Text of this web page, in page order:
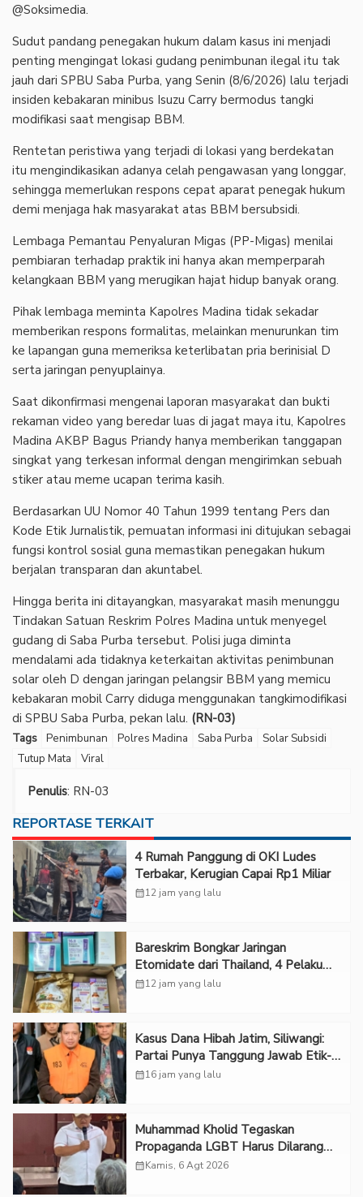
@Soksimedia.
Sudut pandang penegakan hukum dalam kasus ini menjadi
penting mengingat lokasi gudang penimbunan ilegal itu tak
jauh dari SPBU Saba Purba, yang Senin (8/6/2026) lalu terjadi
insiden kebakaran minibus Isuzu Carry bermodus tangki
modifikasi saat mengisap BBM.
Rentetan peristiwa yang terjadi di lokasi yang berdekatan
itu mengindikasikan adanya celah pengawasan yang longgar,
sehingga memerlukan respons cepat aparat penegak hukum
demi menjaga hak masyarakat atas BBM bersubsidi.
Lembaga Pemantau Penyaluran Migas (PP-Migas) menilai
pembiaran terhadap praktik ini hanya akan memperparah
kelangkaan BBM yang merugikan hajat hidup banyak orang.
Pihak lembaga meminta Kapolres Madina tidak sekadar
memberikan respons formalitas, melainkan menurunkan tim
ke lapangan guna memeriksa keterlibatan pria berinisial D
serta jaringan penyuplainya.
Saat dikonfirmasi mengenai laporan masyarakat dan bukti
rekaman video yang beredar luas di jagat maya itu, Kapolres
Madina AKBP Bagus Priandy hanya memberikan tanggapan
singkat yang terkesan informal dengan mengirimkan sebuah
stiker atau meme ucapan terima kasih.
Berdasarkan UU Nomor 40 Tahun 1999 tentang Pers dan
Kode Etik Jurnalistik, pemuatan informasi ini ditujukan sebagai
fungsi kontrol sosial guna memastikan penegakan hukum
berjalan transparan dan akuntabel.
Hingga berita ini ditayangkan, masyarakat masih menunggu
Tindakan Satuan Reskrim Polres Madina untuk menyegel
gudang di Saba Purba tersebut. Polisi juga diminta
mendalami ada tidaknya keterkaitan aktivitas penimbunan
solar oleh D dengan jaringan pelangsir BBM yang memicu
kebakaran mobil Carry diduga menggunakan tangkimodifikasi
di SPBU Saba Purba, pekan lalu. (RN-03)
Tags Penimbunan Polres Madina Saba Purba
Solar Subsidi
Tutup Mata
Viral
Penulis: RN-03
REPORTASE TERKAIT
‎4 Rumah Panggung di OKI Ludes
Terbakar, Kerugian Capai Rp1 Miliar
calendar_month12 jam yang lalu
Bareskrim Bongkar Jaringan
Etomidate dari Thailand, 4 Pelaku
Ditangkap
calendar_month12 jam yang lalu
Kasus Dana Hibah Jatim, Siliwangi:
Partai Punya Tanggung Jawab Etik-
Politik
calendar_month16 jam yang lalu
Muhammad Kholid Tegaskan
Propaganda LGBT Harus Dilarang
dan Minta Negara Melindungi Korban
calendar_monthKamis, 6 Agt 2026